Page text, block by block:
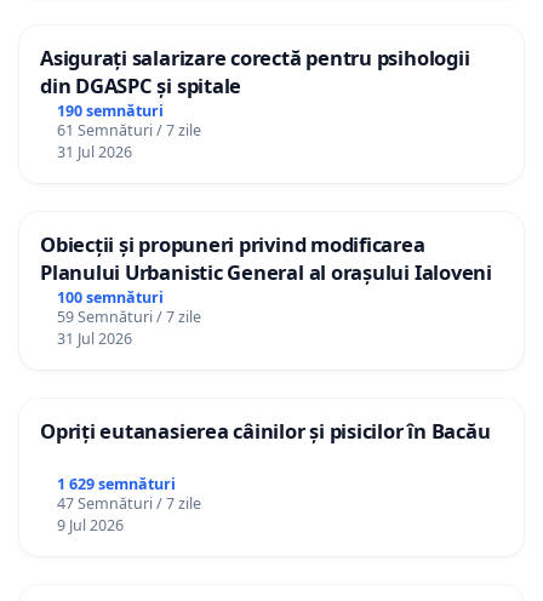
Asigurați salarizare corectă pentru psihologii
din DGASPC și spitale
190 semnături
61 Semnături / 7 zile
31 Jul 2026
Obiecții și propuneri privind modificarea
Planului Urbanistic General al orașului Ialoveni
100 semnături
59 Semnături / 7 zile
31 Jul 2026
Opriți eutanasierea câinilor și pisicilor în Bacău
1 629 semnături
47 Semnături / 7 zile
9 Jul 2026